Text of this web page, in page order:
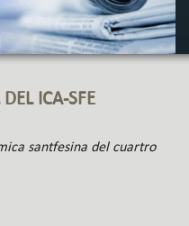
ICA-SFE
santfesina del cuartro